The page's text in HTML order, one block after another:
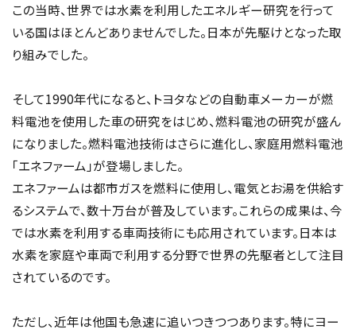
この当時、世界では水素を利用したエネルギー研究を行って
いる国はほとんどありませんでした。日本が先駆けとなった取
り組みでした。
そして1990年代になると、トヨタなどの自動車メーカーが燃
料電池を使用した車の研究をはじめ、燃料電池の研究が盛ん
になりました。燃料電池技術はさらに進化し、家庭用燃料電池
「エネファーム」が登場しました。
エネファームは都市ガスを燃料に使用し、電気とお湯を供給す
るシステムで、数十万台が普及しています。これらの成果は、今
では水素を利用する車両技術にも応用されています。日本は
水素を家庭や車両で利用する分野で世界の先駆者として注目
されているのです。
ただし、近年は他国も急速に追いつきつつあります。特にヨー